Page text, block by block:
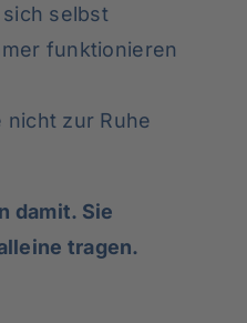
selbst
funktionieren
nicht zur Ruhe
damit. Sie
tragen.